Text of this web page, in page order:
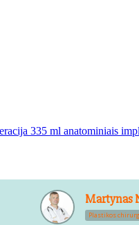
335 ml anatominiais
Martynas
Plastikos